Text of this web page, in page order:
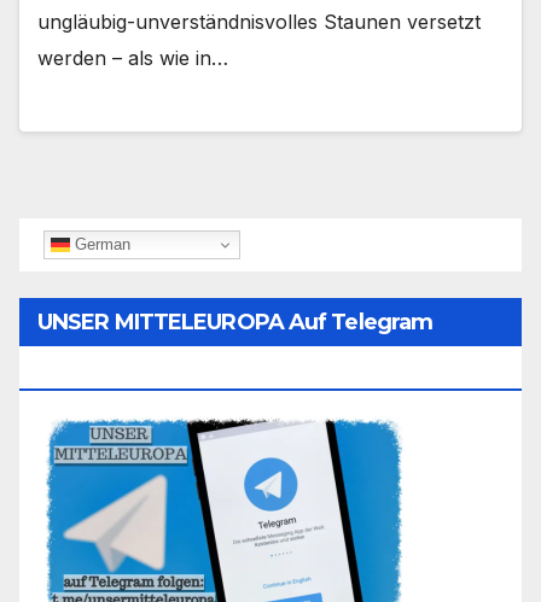
ungläubig-unverständnisvolles Staunen versetzt
werden – als wie in…
German
UNSER MITTELEUROPA Auf Telegram